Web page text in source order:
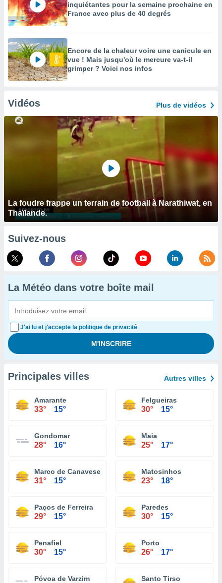
inquiétantes pour la semaine prochaine en
France avec plus de 40 degrés
Encore de la chaleur voire une canicule en
vue ! Mais jusqu'où le mercure va-t-il
grimper ? Voici nos infos
Vidéos Plus de vidéos
La foudre frappe un terrain de football à Narathiwat, en
Thaïlande.
Suivez-nous
La Météo dans votre boîte mail
J'ai lu et j'accepte la politique de privacité
Principales villes Autres villes
Amarante
33° 15°
Felgueiras
30° 15°
Gondomar
28° 16°
Maia
25° 17°
Marco de Canaveses
31° 15°
Matosinhos
23° 18°
Paços de Ferreira
29° 15°
Paredes
30° 15°
Penafiel
30° 15°
Porto
26° 17°
Póvoa de Varzim Santo Tirso